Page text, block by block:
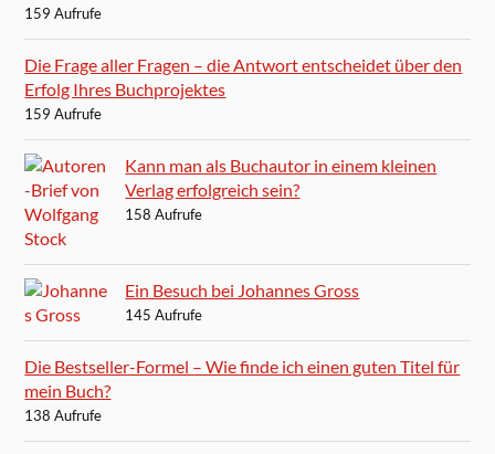
159 Aufrufe
Die Frage aller Fragen – die Antwort entscheidet über den
Erfolg Ihres Buchprojektes
159 Aufrufe
Kann man als Buchautor in einem kleinen
Verlag erfolgreich sein?
158 Aufrufe
Ein Besuch bei Johannes Gross
145 Aufrufe
Die Bestseller-Formel – Wie finde ich einen guten Titel für
mein Buch?
138 Aufrufe